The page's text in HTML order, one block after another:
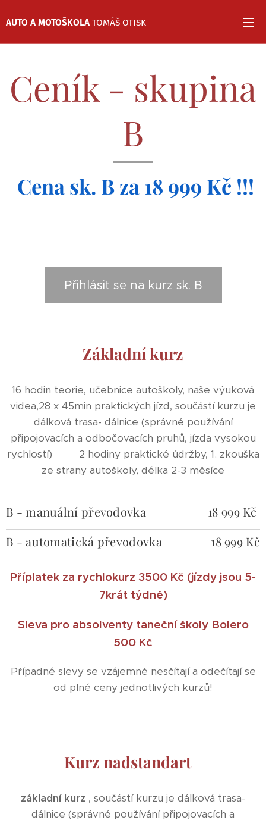
AUTO A MOTOŠKOLA TOMÁŠ OTISK
Ceník - skupina
B
Cena sk. B za 18 999 Kč !!!
Přihlásit se na kurz sk. B
Základní kurz
16 hodin teorie, učebnice autoškoly, naše výuková
videa,28 x 45min praktických jízd, součástí kurzu je
dálková trasa- dálnice (správné používání
připojovacích a odbočovacích pruhů, jízda vysokou
rychlostí) 2 hodiny praktické údržby, 1. zkouška
ze strany autoškoly, délka 2-3 měsíce
B - manuální převodovka
18 999 Kč
B - automatická převodovka
18 999 Kč
Příplatek za rychlokurz 3500 Kč (jízdy jsou 5-
7krát týdně)
Sleva pro absolventy taneční školy Bolero
500 Kč
Případné slevy se vzájemně nesčítají a odečítají se
od plné ceny jednotlivých kurzů!
Kurz nadstandart
základní kurz , součástí kurzu je dálková trasa-
dálnice (správné používání připojovacích a